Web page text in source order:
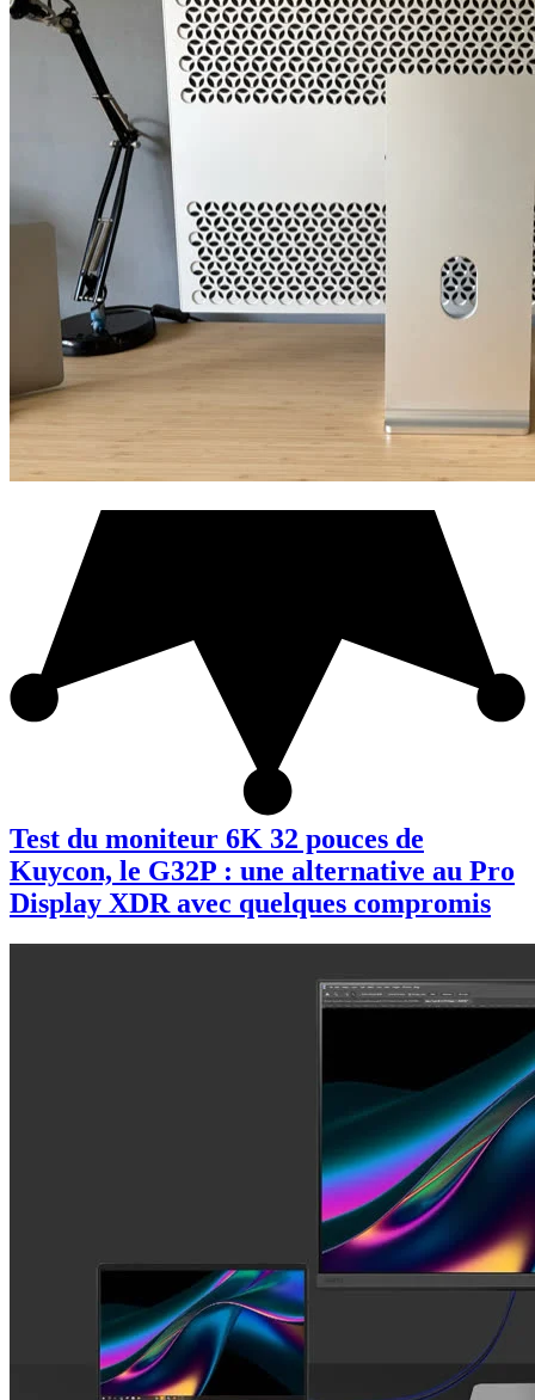
Test du moniteur 6K 32 pouces de
Kuycon, le G32P : une alternative au Pro
Display XDR avec quelques compromis